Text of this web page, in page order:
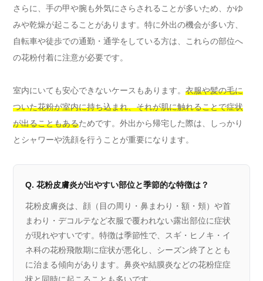
さらに、手の甲や腕も外気にさらされることが多いため、かゆ
みや乾燥が起こることがあります。特に外出の機会が多い方、
自転車や徒歩での通勤・通学をしている方は、これらの部位へ
の花粉付着に注意が必要です。
室内にいても安心できないケースもあります。 衣服や髪の毛に
ついた花粉が室内に持ち込まれ、それが肌に触れることで症状
が出ることもあるためです。外出から帰宅した際は、しっかり
とシャワーや洗顔を行うことが重要になります。
Q. 花粉皮膚炎が出やすい部位と季節的な特徴は？
花粉皮膚炎は、顔（目の周り・鼻まわり・額・頬）や首
まわり・デコルテなど衣服で覆われない露出部位に症状
が現れやすいです。特徴は季節性で、スギ・ヒノキ・イ
ネ科の花粉飛散期に症状が悪化し、シーズン終了ととも
に治まる傾向があります。鼻炎や結膜炎などの花粉症症